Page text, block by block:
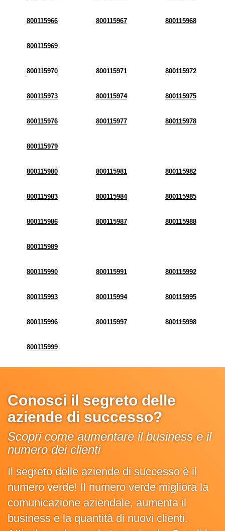
800115966 800115967 800115968
800115969
800115970 800115971 800115972
800115973 800115974 800115975
800115976 800115977 800115978
800115979
800115980 800115981 800115982
800115983 800115984 800115985
800115986 800115987 800115988
800115989
800115990 800115991 800115992
800115993 800115994 800115995
800115996 800115997 800115998
800115999
Conosci il segreto delle
aziende di successo?
Scopri come aumentare il business e il
numero dei clienti
Il segreto delle aziende di successo è il
numero verde! Il numero verde migliora la
comunicazione aziendale, aumenta il
business e la quantità di nuovi clienti.